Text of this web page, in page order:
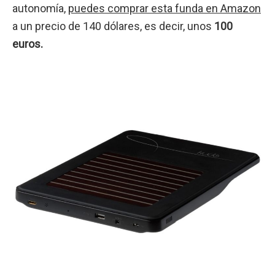
autonomía, puedes comprar esta funda en Amazon
a un precio de 140 dólares, es decir, unos 100
euros.